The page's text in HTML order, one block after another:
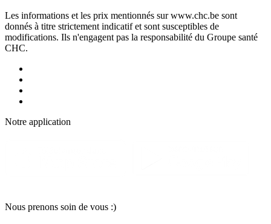
Les informations et les prix mentionnés sur www.chc.be sont
donnés à titre strictement indicatif et sont susceptibles de
modifications. Ils n'engagent pas la responsabilité du Groupe santé
CHC.
Notre application
Nous prenons soin de vous :)